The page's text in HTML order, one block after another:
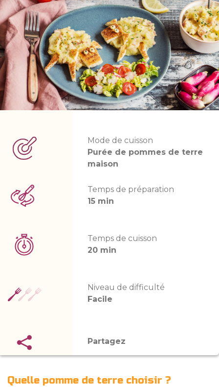
Mode de cuisson
Purée de pommes de terre
maison
Temps de préparation
15 min
Temps de cuisson
20 min
Niveau de difficulté
Facile
Partagez
Quelle pomme de terre choisir ?